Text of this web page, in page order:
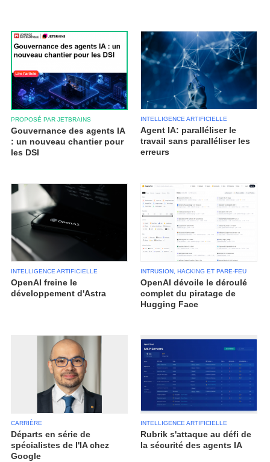
PROPOSÉ PAR JETBRAINS
Gouvernance des agents IA
: un nouveau chantier pour
les DSI
INTELLIGENCE ARTIFICIELLE
Agent IA: paralléliser le
travail sans paralléliser les
erreurs
INTELLIGENCE ARTIFICIELLE
OpenAI freine le
développement d'Astra
INTRUSION, HACKING ET PARE-FEU
OpenAI dévoile le déroulé
complet du piratage de
Hugging Face
CARRIÈRE
Départs en série de
spécialistes de l'IA chez
Google
INTELLIGENCE ARTIFICIELLE
Rubrik s'attaque au défi de
la sécurité des agents IA